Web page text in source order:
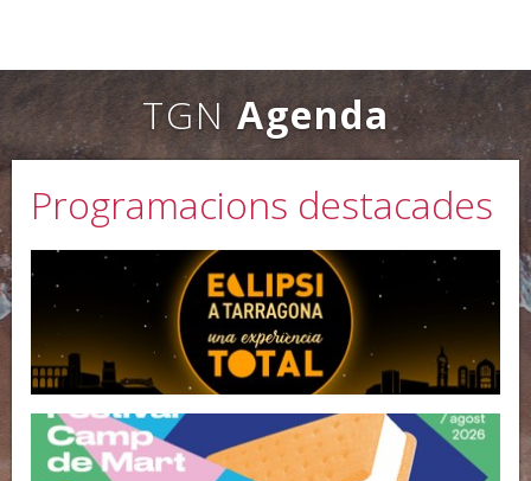
TGN Agenda
Programacions destacades